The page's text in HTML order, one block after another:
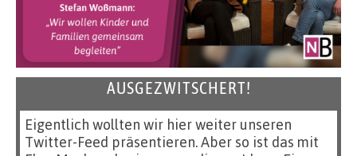
AUSGEZWITSCHERT!
Eigentlich wollten wir hier weiter unseren
Twitter-Feed präsentieren. Aber so ist das mit